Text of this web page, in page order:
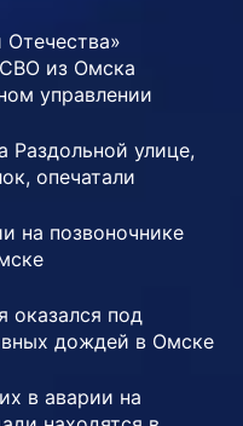
из Омска
управлении
улице,
опечатали
на позвоночнике
оказался под
дождей в Омске
в аварии на